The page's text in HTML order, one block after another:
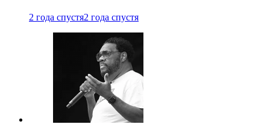
2 года спустя2 года спустя